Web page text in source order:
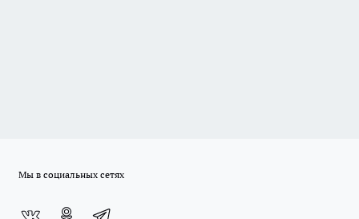
Мы в социальных сетях